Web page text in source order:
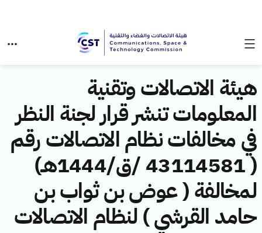
هيئة الاتصالات وتقنية
المعلومات تنشر قرار لجنة النظر
في مخالفات نظام الاتصالات رقم
( 43114581 /ق/1444هـ)
لمخالفة ( عوض بن ثواب بن
حامد القرشي ) لنظام الاتصالات